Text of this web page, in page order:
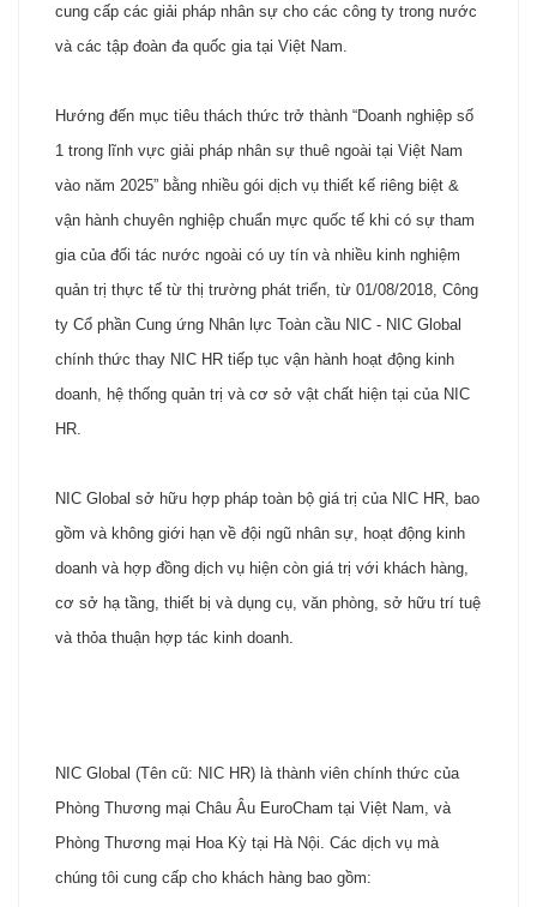
cung cấp các giải pháp nhân sự cho các công ty trong nước
và các tập đoàn đa quốc gia tại Việt Nam.
Hướng đến mục tiêu thách thức trở thành “Doanh nghiệp số
1 trong lĩnh vực giải pháp nhân sự thuê ngoài tại Việt Nam
vào năm 2025” bằng nhiều gói dịch vụ thiết kế riêng biệt &
vận hành chuyên nghiệp chuẩn mực quốc tế khi có sự tham
gia của đối tác nước ngoài có uy tín và nhiều kinh nghiệm
quản trị thực tế từ thị trường phát triển, từ 01/08/2018, Công
ty Cổ phần Cung ứng Nhân lực Toàn cầu NIC - NIC Global
chính thức thay NIC HR tiếp tục vận hành hoạt động kinh
doanh, hệ thống quản trị và cơ sở vật chất hiện tại của NIC
HR.
NIC Global sở hữu hợp pháp toàn bộ giá trị của NIC HR, bao
gồm và không giới hạn về đội ngũ nhân sự, hoạt động kinh
doanh và hợp đồng dịch vụ hiện còn giá trị với khách hàng,
cơ sở hạ tầng, thiết bị và dụng cụ, văn phòng, sở hữu trí tuệ
và thỏa thuận hợp tác kinh doanh.
NIC Global (Tên cũ: NIC HR) là thành viên chính thức của
Phòng Thương mại Châu Âu EuroCham tại Việt Nam, và
Phòng Thương mại Hoa Kỳ tại Hà Nội. Các dịch vụ mà
chúng tôi cung cấp cho khách hàng bao gồm: